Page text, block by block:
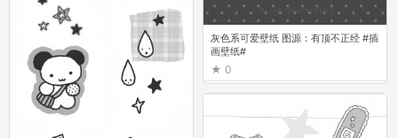
灰色系可爱壁纸 图源：有顶不正经 #插
画壁纸#
0